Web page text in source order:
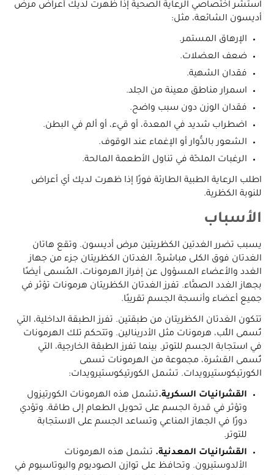
استشر اختصاصي الرعاية الصحية إذا ظهرت لديك أعراض مرض
أديسون الشائعة، مثل:
الإرهاق المستمر.
ضعف العضلات.
فقدان الشهية.
اسمرار مناطق معينة من الجلد.
فقدان الوزن دون سبب واضح.
اضطراب شديد في المعدة، أو قيء، أو ألم في البطن.
الشعور بالدُّوار أو الإغماء عند الوقوف.
الرغبات الملحّة في تناول الأطعمة المالحة.
اطلب الرعاية الطبية الطارئة فورًا إذا ظهرت لديك أي أعراض
للنوبة الكظرية.
الأسباب
يسبب تضرر الغدتين الكظريتين مرض أديسون. وتقع هاتان
الغدتان فوق الكلى مباشرةً. الغدتان الكظريتان جزء من جهاز
الغدد والأعضاء المسؤول عن إفراز الهرمونات، المُسمى أيضًا
بجهاز الغدد الصمَّاء. تفرز الغدتان الكظريتان هرمونات تؤثر في
جميع أعضاء وأنسجة الجسم تقريبًا.
تتكون الغدتان الكظريتان من طبقتين. تفرز الطبقة الداخلية، التي
تُسمى اللُب، هرمونات مثل الأدرينالين. وتتحكم تلك الهرمونات
في استجابة الجسم للتوتر. بينما تفرز الطبقة الخارجية، التي
تُسمى القشرة، مجموعة من الهرمونات تسمى
الكورتيكوستيرويدات. تشمل الكورتيكوستيرويدات:
القشرانيات السكرية.تشمل هذه الهرمونات الكورتيزول
وتؤثر في قدرة الجسم على تحويل الطعام إلى طاقة. وتؤدي
دورًا في الجهاز المناعي وتساعد الجسم على الاستجابة
للتوتر.
القشرانيات المعدنية. تشمل هذه الهرمونات
الألدوستيرون. وتحافظ على توازن الصوديوم والبوتاسيوم في